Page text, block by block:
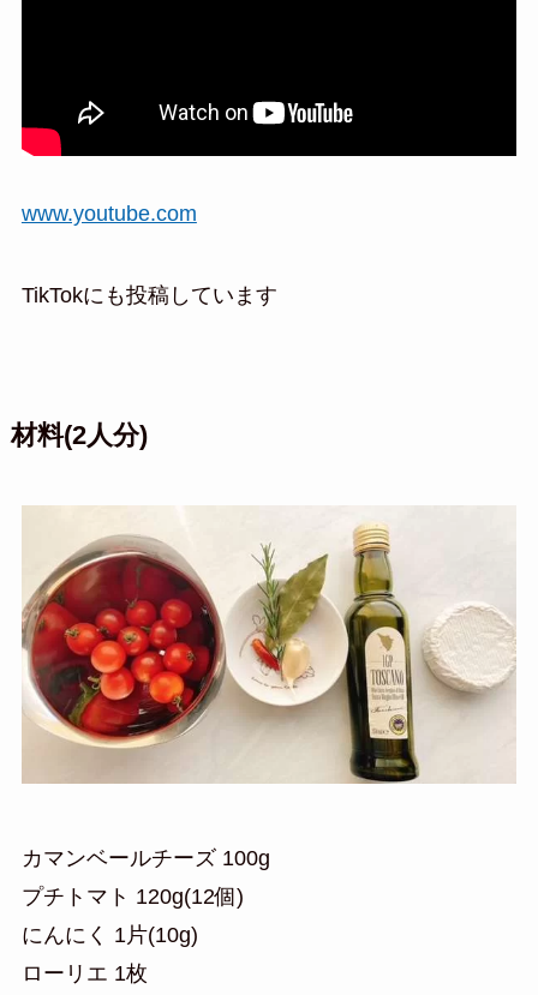
www.youtube.com
TikTokにも投稿しています
材料(2人分)
カマンベールチーズ 100g
プチトマト 120g(12個)
にんにく 1片(10g)
ローリエ 1枚